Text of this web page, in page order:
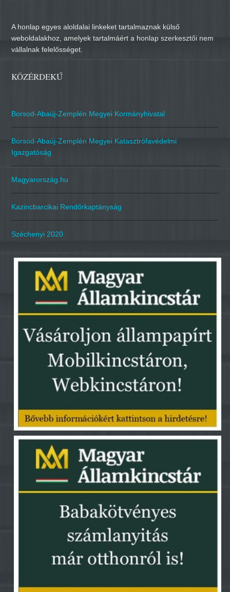
A honlap egyes aloldalai linkeket tartalmaznak külső
weboldalakhoz, amelyek tartalmáért a honlap szerkesztői nem
vállalnak felelősséget.
KÖZÉRDEKŰ
Borsod-Abaúj-Zemplén Megyei Kormányhivatal
Borsod-Abaúj-Zemplén Megyei Katasztrófavédelmi
Igazgatóság
Magyarország.hu
Kazincbarcikai Rendőrkaptányság
Széchenyi 2020